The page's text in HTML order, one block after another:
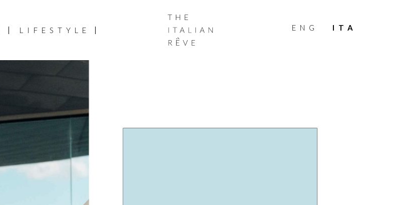
LIFESTYLE
ITALIAN
RÊVE
ENG ITA